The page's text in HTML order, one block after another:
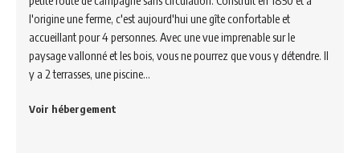
l'origine une ferme, c'est aujourd'hui une gîte confortable et
accueillant pour 4 personnes. Avec une vue imprenable sur le
paysage vallonné et les bois, vous ne pourrez que vous y détendre. Il
y a 2 terrasses, une piscine…
Voir hébergement